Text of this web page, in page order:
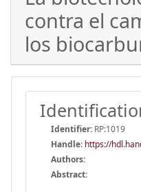
contra el
los
Identifier: RP:1019
Handle: https://
Authors:
Abstract: